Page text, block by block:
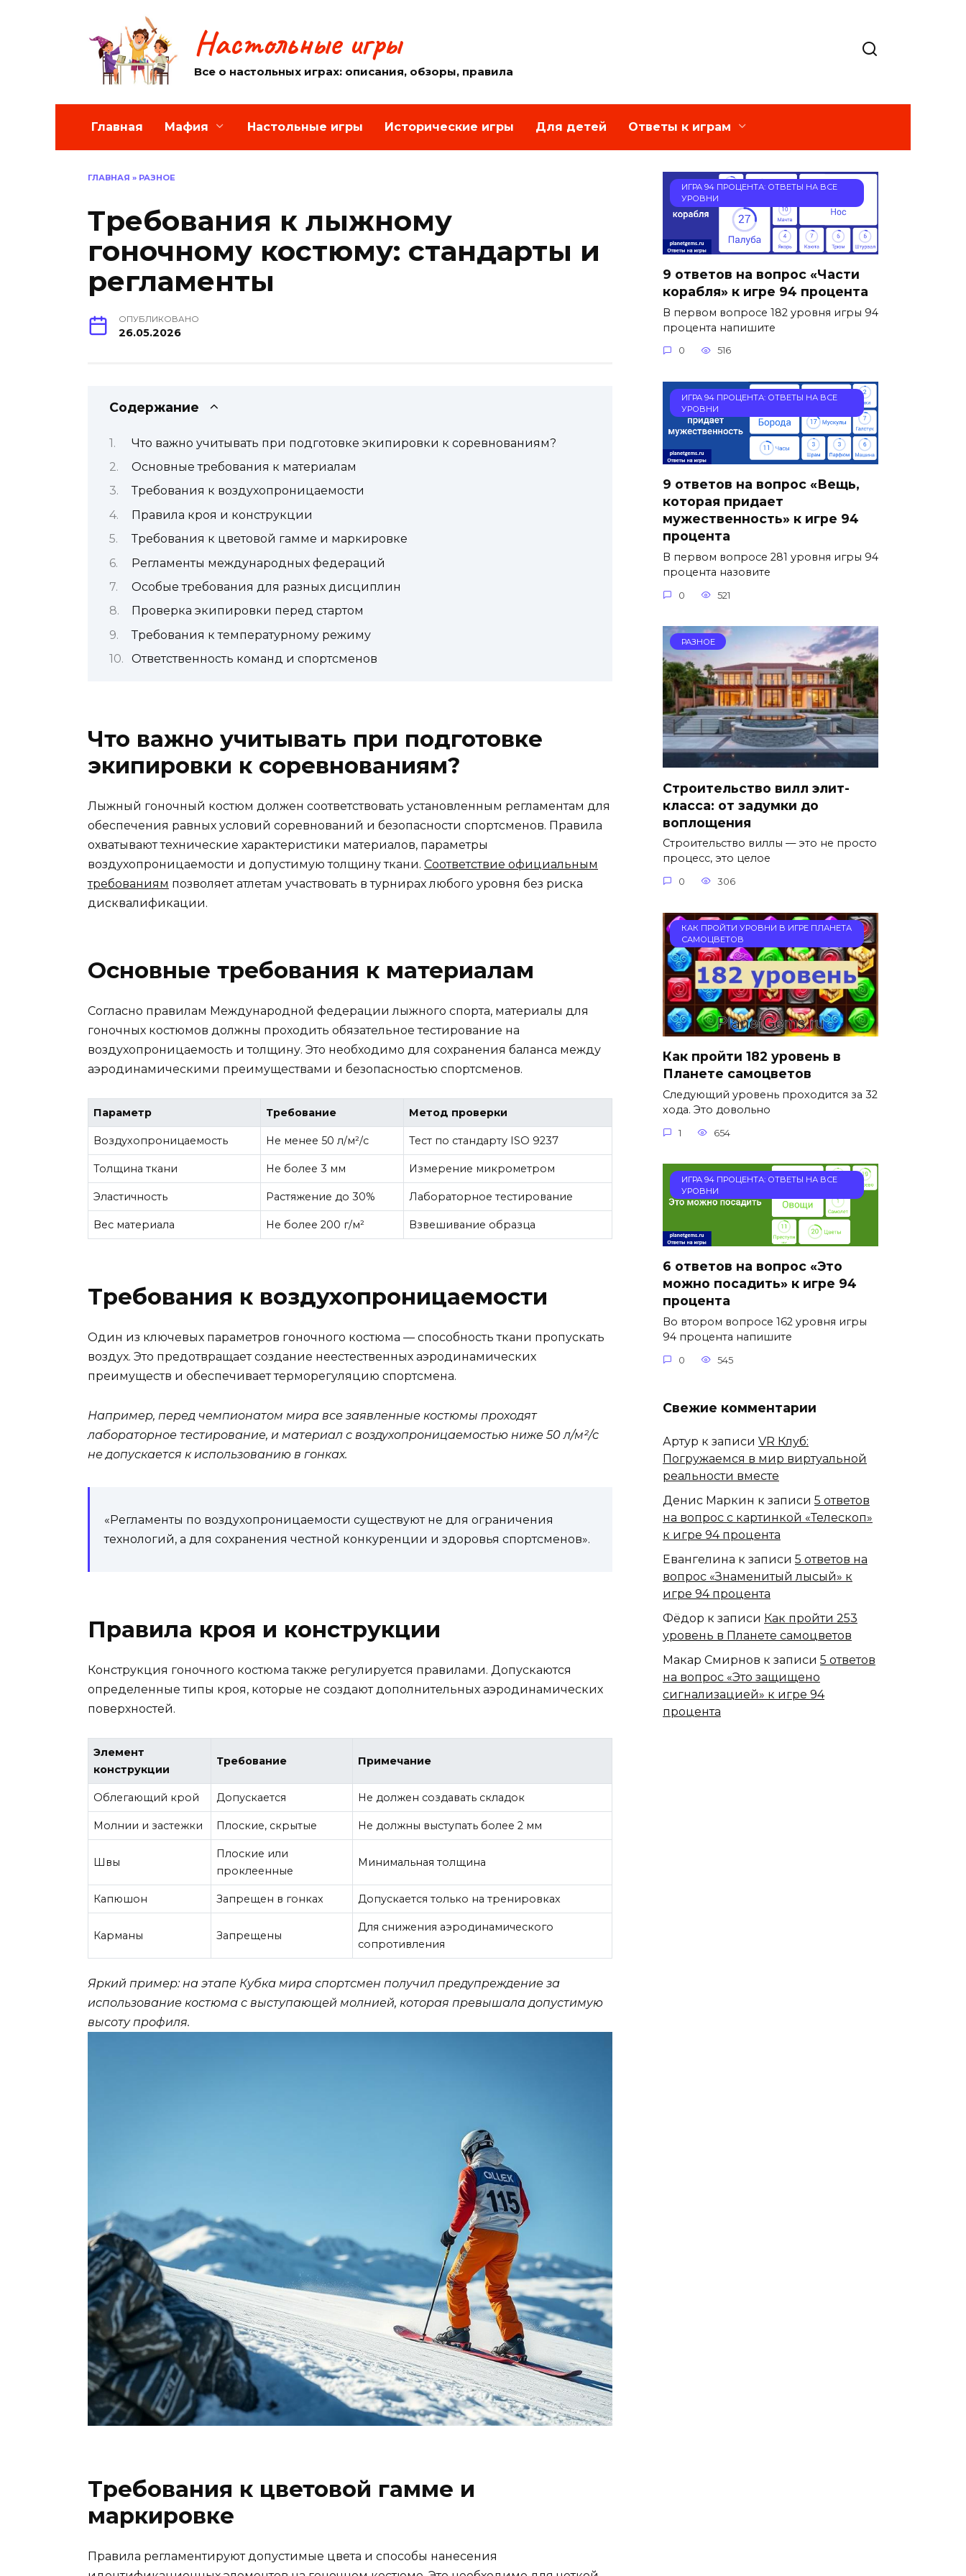
Настольные игры
Все о настольных играх: описания, обзоры, правила
Главная Мафия Настольные игры Исторические игры Для детей Ответы к играм
ГЛАВНАЯ » РАЗНОЕ
Требования к лыжному
гоночному костюму: стандарты и
регламенты
ОПУБЛИКОВАНО
26.05.2026
Содержание
Что важно учитывать при подготовке экипировки к соревнованиям?
Основные требования к материалам
Требования к воздухопроницаемости
Правила кроя и конструкции
Требования к цветовой гамме и маркировке
Регламенты международных федераций
Особые требования для разных дисциплин
Проверка экипировки перед стартом
Требования к температурному режиму
Ответственность команд и спортсменов
Что важно учитывать при подготовке
экипировки к соревнованиям?
Лыжный гоночный костюм должен соответствовать установленным регламентам для
обеспечения равных условий соревнований и безопасности спортсменов. Правила
охватывают технические характеристики материалов, параметры
воздухопроницаемости и допустимую толщину ткани. Соответствие официальным
требованиям позволяет атлетам участвовать в турнирах любого уровня без риска
дисквалификации.
Основные требования к материалам
Согласно правилам Международной федерации лыжного спорта, материалы для
гоночных костюмов должны проходить обязательное тестирование на
воздухопроницаемость и толщину. Это необходимо для сохранения баланса между
аэродинамическими преимуществами и безопасностью спортсменов.
Параметр Требование Метод проверки
Воздухопроницаемость Не менее 50 л/м²/с Тест по стандарту ISO 9237
Толщина ткани Не более 3 мм Измерение микрометром
Эластичность Растяжение до 30% Лабораторное тестирование
Вес материала Не более 200 г/м² Взвешивание образца
Требования к воздухопроницаемости
Один из ключевых параметров гоночного костюма — способность ткани пропускать
воздух. Это предотвращает создание неестественных аэродинамических
преимуществ и обеспечивает терморегуляцию спортсмена.
Например, перед чемпионатом мира все заявленные костюмы проходят
лабораторное тестирование, и материал с воздухопроницаемостью ниже 50 л/м²/с
не допускается к использованию в гонках.
«Регламенты по воздухопроницаемости существуют не для ограничения
технологий, а для сохранения честной конкуренции и здоровья спортсменов».
Правила кроя и конструкции
Конструкция гоночного костюма также регулируется правилами. Допускаются
определенные типы кроя, которые не создают дополнительных аэродинамических
поверхностей.
Элемент
конструкции
Требование Примечание
Облегающий крой Допускается Не должен создавать складок
Молнии и застежки Плоские, скрытые Не должны выступать более 2 мм
Швы
Плоские или
проклеенные
Минимальная толщина
Капюшон Запрещен в гонках Допускается только на тренировках
Карманы Запрещены
Для снижения аэродинамического
сопротивления
Яркий пример: на этапе Кубка мира спортсмен получил предупреждение за
использование костюма с выступающей молнией, которая превышала допустимую
высоту профиля.
Требования к цветовой гамме и
маркировке
Правила регламентируют допустимые цвета и способы нанесения
ИГРА 94 ПРОЦЕНТА: ОТВЕТЫ НА ВСЕ
УРОВНИ
9 ответов на вопрос «Части
корабля» к игре 94 процента
В первом вопросе 182 уровня игры 94
процента напишите
0 516
ИГРА 94 ПРОЦЕНТА: ОТВЕТЫ НА ВСЕ
УРОВНИ
9 ответов на вопрос «Вещь,
которая придает
мужественность» к игре 94
процента
В первом вопросе 281 уровня игры 94
процента назовите
0 521
РАЗНОЕ
Строительство вилл элит-
класса: от задумки до
воплощения
Строительство виллы — это не просто
процесс, это целое
0 306
КАК ПРОЙТИ УРОВНИ В ИГРЕ ПЛАНЕТА
САМОЦВЕТОВ
Как пройти 182 уровень в
Планете самоцветов
Следующий уровень проходится за 32
хода. Это довольно
1 654
ИГРА 94 ПРОЦЕНТА: ОТВЕТЫ НА ВСЕ
УРОВНИ
6 ответов на вопрос «Это
можно посадить» к игре 94
процента
Во втором вопросе 162 уровня игры
94 процента напишите
0 545
Свежие комментарии
Артур к записи VR Клуб:
Погружаемся в мир виртуальной
реальности вместе
Денис Маркин к записи 5 ответов
на вопрос с картинкой «Телескоп»
к игре 94 процента
Евангелина к записи 5 ответов на
вопрос «Знаменитый лысый» к
игре 94 процента
Фёдор к записи Как пройти 253
уровень в Планете самоцветов
Макар Смирнов к записи 5 ответов
на вопрос «Это защищено
сигнализацией» к игре 94
процента